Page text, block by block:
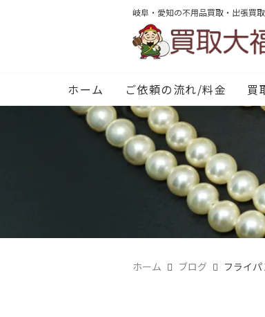
岐阜・愛知の不用品買取・出張買取
ホーム ご依頼の流れ/料金 買
ホーム ブログ フライ